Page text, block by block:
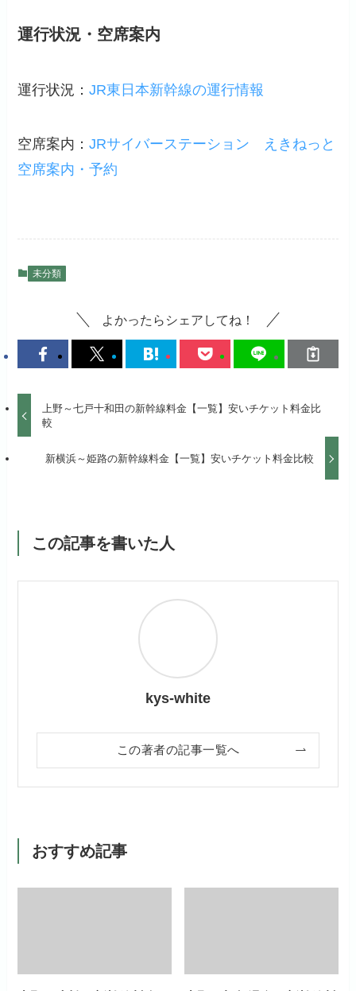
運行状況・空席案内
運行状況：JR東日本新幹線の運行情報
空席案内：JRサイバーステーション
えきねっと
空席案内・予約
未分類
よかったらシェアしてね！
上野～七戸十和田の新幹線料金【一覧】安いチケット料金比
較
新横浜～姫路の新幹線料金【一覧】安いチケット料金比較
この記事を書いた人
kys-white
この著者の記事一覧へ
おすすめ記事